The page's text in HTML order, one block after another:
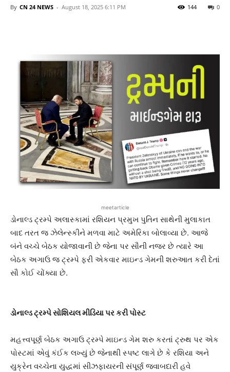
By CN 24 NEWS - August 18, 2025 6:11 PM 0
144
meetarticle
ડોનાલ્ડ ટ્રમ્પે અલાસ્કામાં રશિયન પ્રમુખ પુતિન સાથેની મુલાકાત
બાદ તરત જ ઝેલેન્સ્કીને મળવા માટે અમેરિકા બોલાવ્યા છે. આજે
બંને વચ્ચે બેઠક યોજાવાની છે જેના પર સૌની નજર છે ત્યારે આ
બેઠક અગાઉ જ ટ્રમ્પે ફરી એકવાર માઇન્ડ ગેમની શરુઆત કરી દેતાં
સૌ કોઈ ચોંક્યા છે.
ડોનાલ્ડ ટ્રમ્પે સોશિયલ મીડિયા પર કરી પોસ્ટ
મહત્ત્વપૂર્ણ બેઠક અગાઉ ટ્રમ્પે માઇન્ડ ગેમ શરુ કરતાં ટ્રુથ પર એક
પોસ્ટમાં એવું કંઈક લખ્યું છે જેનાથી સ્પષ્ટ લાગે છે કે રશિયા અને
યુક્રેન વચ્ચેના યુદ્ધમાં સીઝફાયરની સંપૂર્ણ જવાબદારી હવે